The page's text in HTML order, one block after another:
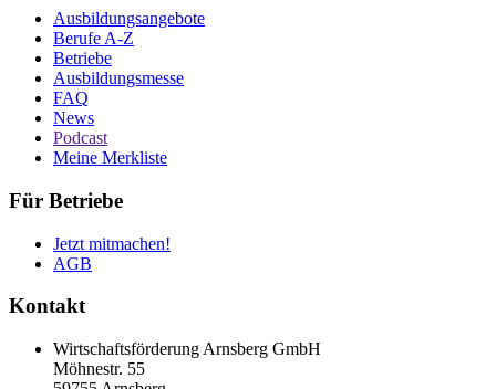
Ausbildungsangebote
Berufe A-Z
Betriebe
Ausbildungsmesse
FAQ
News
Podcast
Meine Merkliste
Für Betriebe
Jetzt mitmachen!
AGB
Kontakt
Wirtschaftsförderung Arnsberg GmbH
Möhnestr. 55